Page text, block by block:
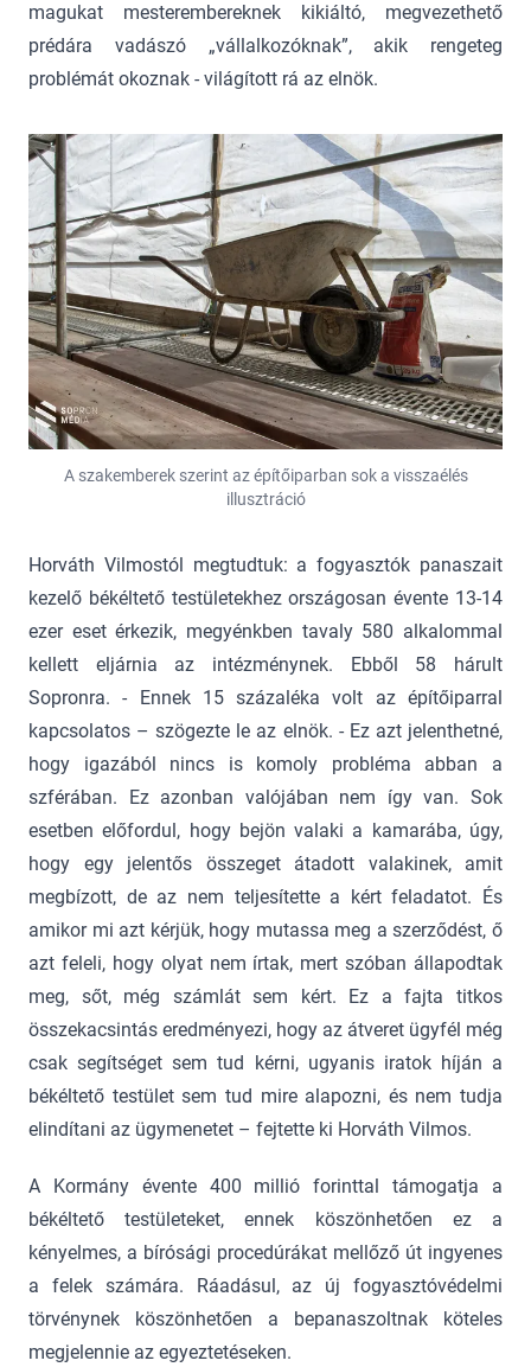
magukat mesterembereknek kikiáltó, megvezethető
prédára vadászó „vállalkozóknak”, akik rengeteg
problémát okoznak - világított rá az elnök.
A szakemberek szerint az építőiparban sok a visszaélés
illusztráció
Horváth Vilmostól megtudtuk: a fogyasztók panaszait
kezelő békéltető testületekhez országosan évente 13-14
ezer eset érkezik, megyénkben tavaly 580 alkalommal
kellett eljárnia az intézménynek. Ebből 58 hárult
Sopronra. - Ennek 15 százaléka volt az építőiparral
kapcsolatos – szögezte le az elnök. - Ez azt jelenthetné,
hogy igazából nincs is komoly probléma abban a
szférában. Ez azonban valójában nem így van. Sok
esetben előfordul, hogy bejön valaki a kamarába, úgy,
hogy egy jelentős összeget átadott valakinek, amit
megbízott, de az nem teljesítette a kért feladatot. És
amikor mi azt kérjük, hogy mutassa meg a szerződést, ő
azt feleli, hogy olyat nem írtak, mert szóban állapodtak
meg, sőt, még számlát sem kért. Ez a fajta titkos
összekacsintás eredményezi, hogy az átveret ügyfél még
csak segítséget sem tud kérni, ugyanis iratok híján a
békéltető testület sem tud mire alapozni, és nem tudja
elindítani az ügymenetet – fejtette ki Horváth Vilmos.
A Kormány évente 400 millió forinttal támogatja a
békéltető testületeket, ennek köszönhetően ez a
kényelmes, a bírósági procedúrákat mellőző út ingyenes
a felek számára. Ráadásul, az új fogyasztóvédelmi
törvénynek köszönhetően a bepanaszoltnak köteles
megjelennie az egyeztetéseken.